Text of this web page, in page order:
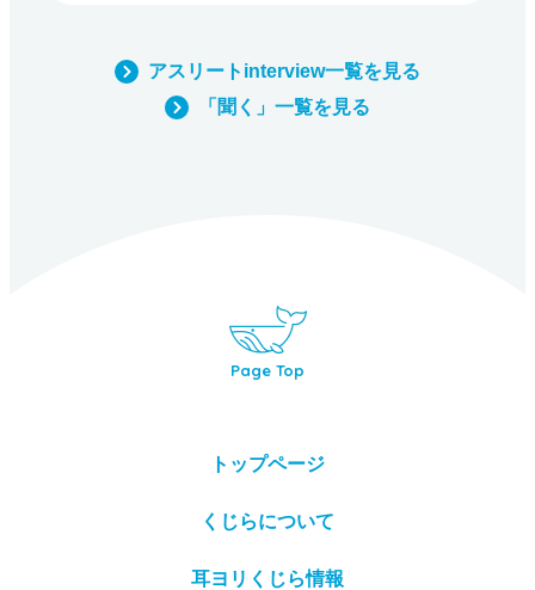
アスリートinterview一覧を見る
「聞く」一覧を見る
Page Top
トップページ
くじらについて
耳ヨリくじら情報